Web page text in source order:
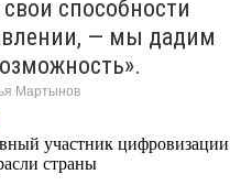
способности
— мы дадим
Мартынов